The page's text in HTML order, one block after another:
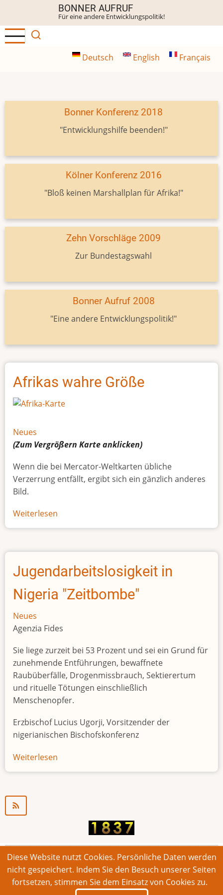
Inhalt
BONNER AUFRUF
Für eine andere Entwicklungspolitik!
Deutsch English Français
Bonner Konferenz 2018
"Entwicklungshilfe beenden!"
Kölner Konferenz 2016
"Bloß keinen Marshallplan für Afrika!"
Zehn Vorschläge 2009
Zur Bundestagswahl
Bonner Aufruf 2008
"Eine andere Entwicklungspolitik!"
Afrikas wahre Größe
Neues
(Zum Vergrößern Karteanklicken)
Wenn die bei Mercator-Weltkarten übliche
Verzerrung entfällt, ergibt sich ein gänzlich anderes
Bild.
Weiterlesen
Afrikas
Größe
Jugendarbeitslosigkeit in
Nigeria "Zeitbombe"
Neues
Agenzia Fides
Sie liege zurzeit bei 53 Prozent und sei ein Grund für
zunehmende Entführungen, bewaffnete
Raubüberfälle, Drogenmissbrauch, Sektierertum
und rituelle Tötungen einschließlich
Menschenopfer.
Erzbischof Lucius Ugorji, Vorsitzender der
nigerianischen Bischofskonferenz
Weiterlesen
Jugendarbeitslosigkeit
© 2026 Bonner Aufruf. Alle Rechte vorbehalten.
Footer
Impressum Kontakt Intern
Diese Website nutzt Cookies. Persönliche Daten werden
nicht gespeichert. Indem Sie den Besuch unserer Seiten
fortsetzen, stimmen Sie dem Einsatz von Cookies zu.